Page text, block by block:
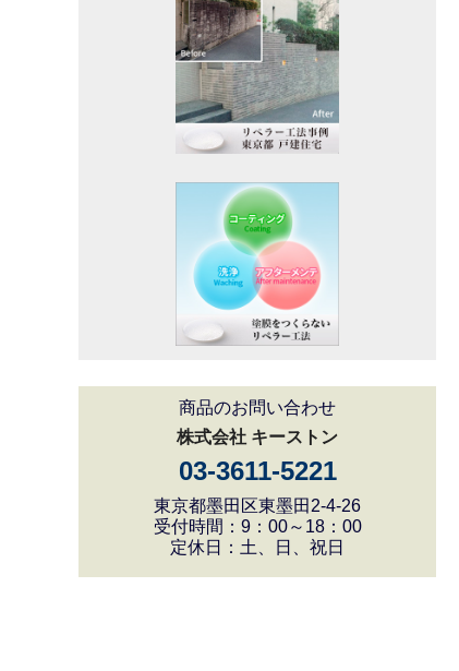
商品のお問い合わせ
株式会社 キーストン
03-3611-5221
東京都墨田区東墨田2-4-26
受付時間：9：00～18：00
定休日：土、日、祝日